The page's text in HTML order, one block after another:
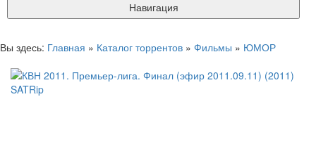
Навигация
Вы здесь: Главная » Каталог торрентов » Фильмы » ЮМОР